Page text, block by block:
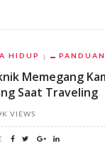
HIDUP PANDUAN
Memegang
Saat Traveling
VIEWS